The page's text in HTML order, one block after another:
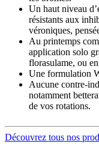
Un haut niveau
résistants aux
véroniques,
Au printemps
application solo
florasulame, ou
Une formulation
Aucune contre-
notamment
de vos rotations.
Découvrez tous nos